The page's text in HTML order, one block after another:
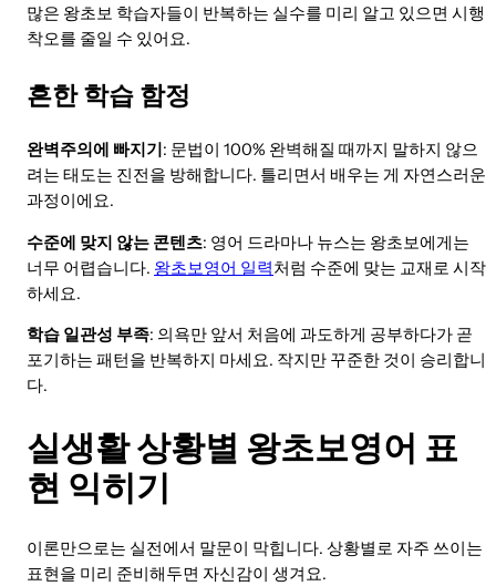
많은 왕초보 학습자들이 반복하는 실수를 미리 알고 있으면 시행
착오를 줄일 수 있어요.
흔한 학습 함정
완벽주의에 빠지기: 문법이 100% 완벽해질 때까지 말하지 않으
려는 태도는 진전을 방해합니다. 틀리면서 배우는 게 자연스러운
과정이에요.
수준에 맞지 않는 콘텐츠: 영어 드라마나 뉴스는 왕초보에게는
너무 어렵습니다. 왕초보영어 일력처럼 수준에 맞는 교재로 시작
하세요.
학습 일관성 부족: 의욕만 앞서 처음에 과도하게 공부하다가 곧
포기하는 패턴을 반복하지 마세요. 작지만 꾸준한 것이 승리합니
다.
실생활 상황별 왕초보영어 표
현 익히기
이론만으로는 실전에서 말문이 막힙니다. 상황별로 자주 쓰이는
표현을 미리 준비해두면 자신감이 생겨요.